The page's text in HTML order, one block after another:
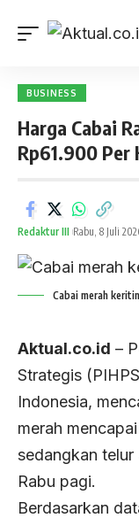
BUSINESS
Harga Cabai
Rp61.900 Per
Redaktur III Rabu, 8 Juli
Cabai merah
Aktual.co.id –
Strategis
Indonesia,
merah
sedangkan
Rabu pagi.
Berdasarkan